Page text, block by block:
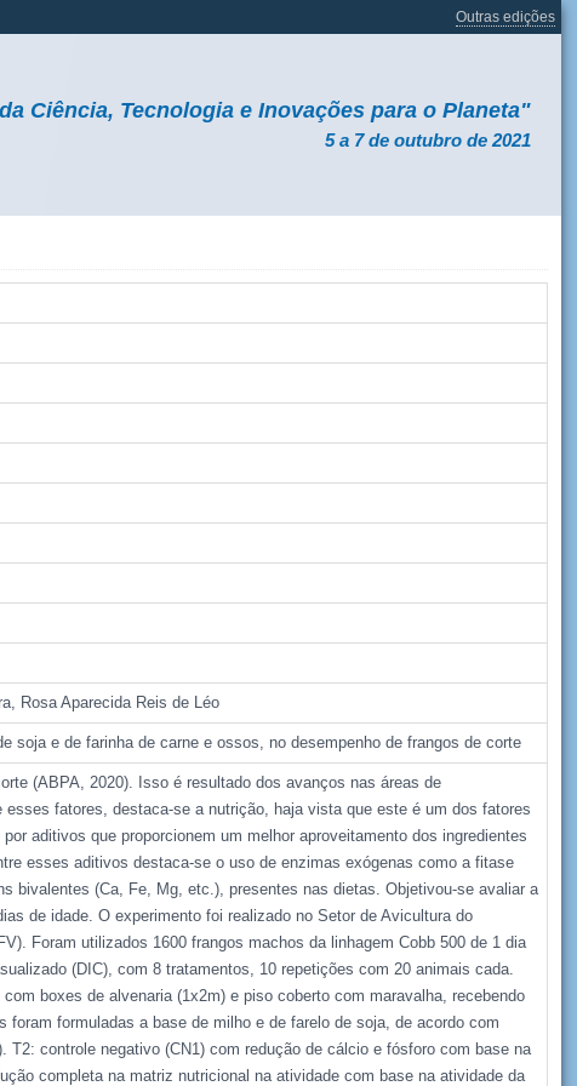
Outras edições
Ciência, Tecnologia e Inovações para o Planeta"
5 a 7 de outubro de 2021
Rosa Aparecida Reis de Léo
soja e de farinha de carne e ossos, no desempenho de frangos de corte
(ABPA, 2020). Isso é resultado dos avanços nas áreas de
fatores, destaca-se a nutrição, haja vista que este é um dos fatores
aditivos que proporcionem um melhor aproveitamento dos ingredientes
esses aditivos destaca-se o uso de enzimas exógenas como a fitase
bivalentes (Ca, Fe, Mg, etc.), presentes nas dietas. Objetivou-se avaliar a
de idade. O experimento foi realizado no Setor de Avicultura do
Foram utilizados 1600 frangos machos da linhagem Cobb 500 de 1 dia
(DIC), com 8 tratamentos, 10 repetições com 20 animais cada.
boxes de alvenaria (1x2m) e piso coberto com maravalha, recebendo
formuladas a base de milho e de farelo de soja, de acordo com
controle negativo (CN1) com redução de cálcio e fósforo com base na
completa na matriz nutricional na atividade com base na atividade da